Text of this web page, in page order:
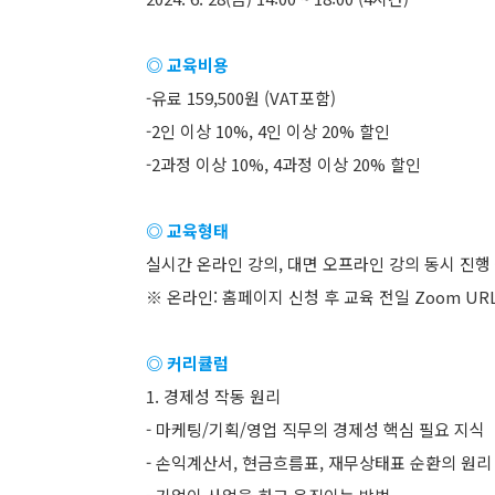
◎ 교육비용
-유료 159,500원 (VAT포함)
-2인 이상 10%, 4인 이상 20% 할인
-2과정 이상 10%, 4과정 이상 20% 할인
◎ 교육형태
실시간 온라인 강의, 대면 오프라인 강의 동시 진행
※ 온라인: 홈페이지 신청 후 교육 전일 Zoom
◎ 커리큘럼
1. 경제성 작동 원리
- 마케팅/기획/영업 직무의 경제성 핵심 필요 지식
- 손익계산서, 현금흐름표, 재무상태표 순환의 원리